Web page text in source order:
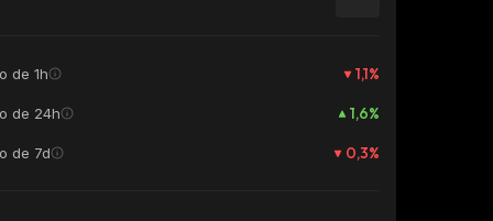
de 1h 1,1%
de 24h 1,6%
de 7d 0,3%